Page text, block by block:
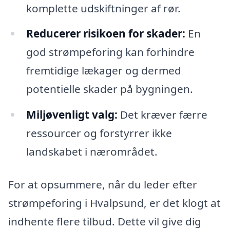
komplette udskiftninger af rør.
Reducerer risikoen for skader: En
god strømpeforing kan forhindre
fremtidige lækager og dermed
potentielle skader på bygningen.
Miljøvenligt valg: Det kræver færre
ressourcer og forstyrrer ikke
landskabet i nærområdet.
For at opsummere, når du leder efter
strømpeforing i Hvalpsund, er det klogt at
indhente flere tilbud. Dette vil give dig